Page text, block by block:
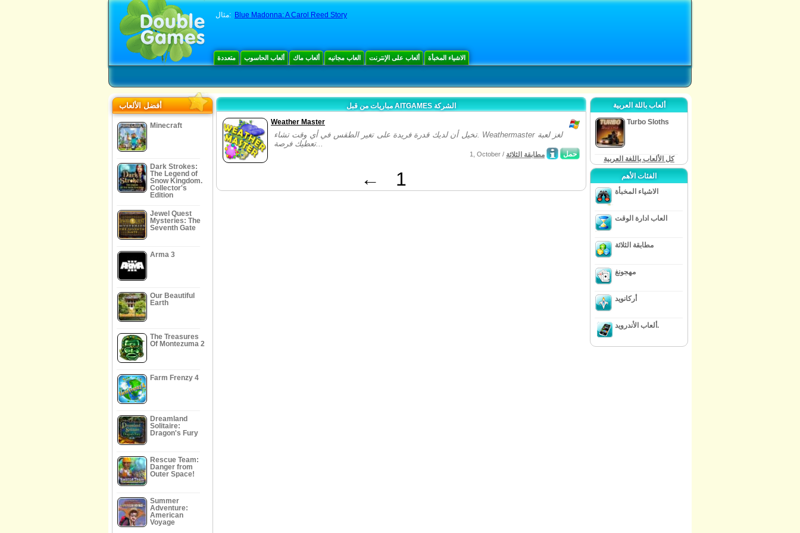
مثال: Blue Madonna: A Carol Reed Story
متعددة ألعاب الحاسوب ألعاب ماك العاب مجانيه ألعاب على الإنترنت الاشياء المخبأة
أفضل الألعاب
Minecraft
Dark Strokes:
The Legend of
Snow Kingdom.
Collector's
Edition
Jewel Quest
Mysteries: The
Seventh Gate
Arma 3
Our Beautiful
Earth
The Treasures
Of Montezuma 2
Farm Frenzy 4
Dreamland
Solitaire:
Dragon's Fury
Rescue Team:
Danger from
Outer Space!
Summer
Adventure:
American
Voyage
مباريات من قبل AITGAMES الشركة
Weather Master
تخيل أن لديك قدرة فريدة على تغير الطقس في أي وقت تشاء. Weathermaster لغز لعبة
تعطيك فرصة...
حمل 1, October / مطابقة الثلاثة
← 1
ألعاب باللة العربية
Turbo Sloths
كل الألعاب باللغة العربية
الفئات الأهم
الاشياء المخبأة
العاب ادارة الوقت
مطابقة الثلاثة
مهجونغ
أركانويد
ألعاب الأندرويد.